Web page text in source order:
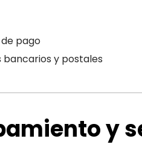
pago
bancarios y postales
y